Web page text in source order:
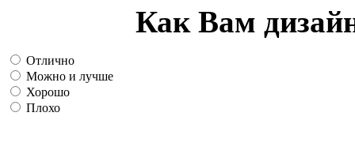
Как Вам
Отлично
Можно и лучше
Хорошо
Плохо